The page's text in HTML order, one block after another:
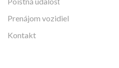
Prenájom vozidiel
Kontakt